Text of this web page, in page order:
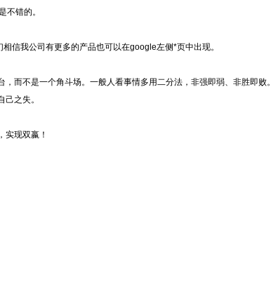
不错的。
信我公司有更多的产品也可以在google左侧*页中出现。
而不是一个角斗场。一般人看事情多用二分法，非强即弱、非胜即败。
之失。
实现双嬴！